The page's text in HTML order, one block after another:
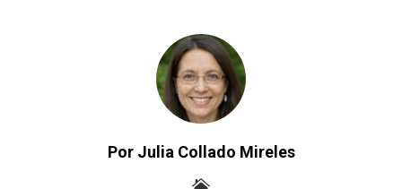
Por Julia Collado Mireles